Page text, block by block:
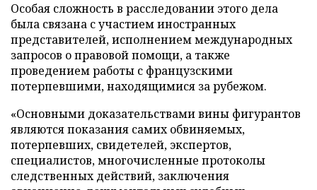
Особая сложность в расследовании этого дела
была связана с участием иностранных
представителей, исполнением международных
запросов о правовой помощи, а также
проведением работы с французскими
потерпевшими, находящимися за рубежом.
«Основными доказательствами вины фигурантов
являются показания самих обвиняемых,
потерпевших, свидетелей, экспертов,
специалистов, многочисленные протоколы
следственных действий, заключения